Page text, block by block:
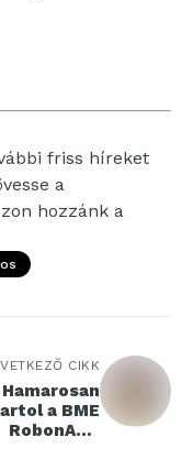
friss híreket
a
hozzánk a
CIKK
Hamarosan
a BME
RobonAUT